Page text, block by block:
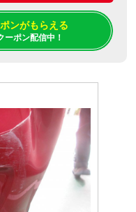
ンがもらえる
ーポン配信中！